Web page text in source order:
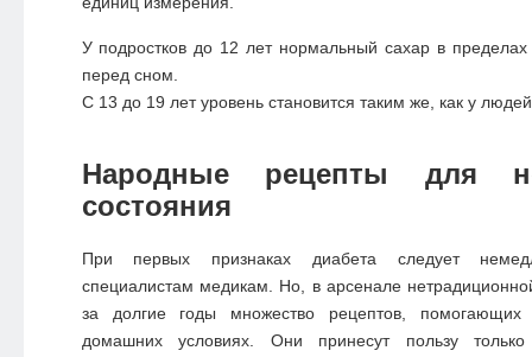
У подростков до 12 лет нормальный сахар в
перед сном.
С 13 до 19 лет уровень становится таким же, как у
Народные рецепты для
состояния
При первых признаках диабета следует
специалистам медикам. Но, в арсенале
за долгие годы множество рецептов, помогающих
домашних условиях. Они принесут пользу только